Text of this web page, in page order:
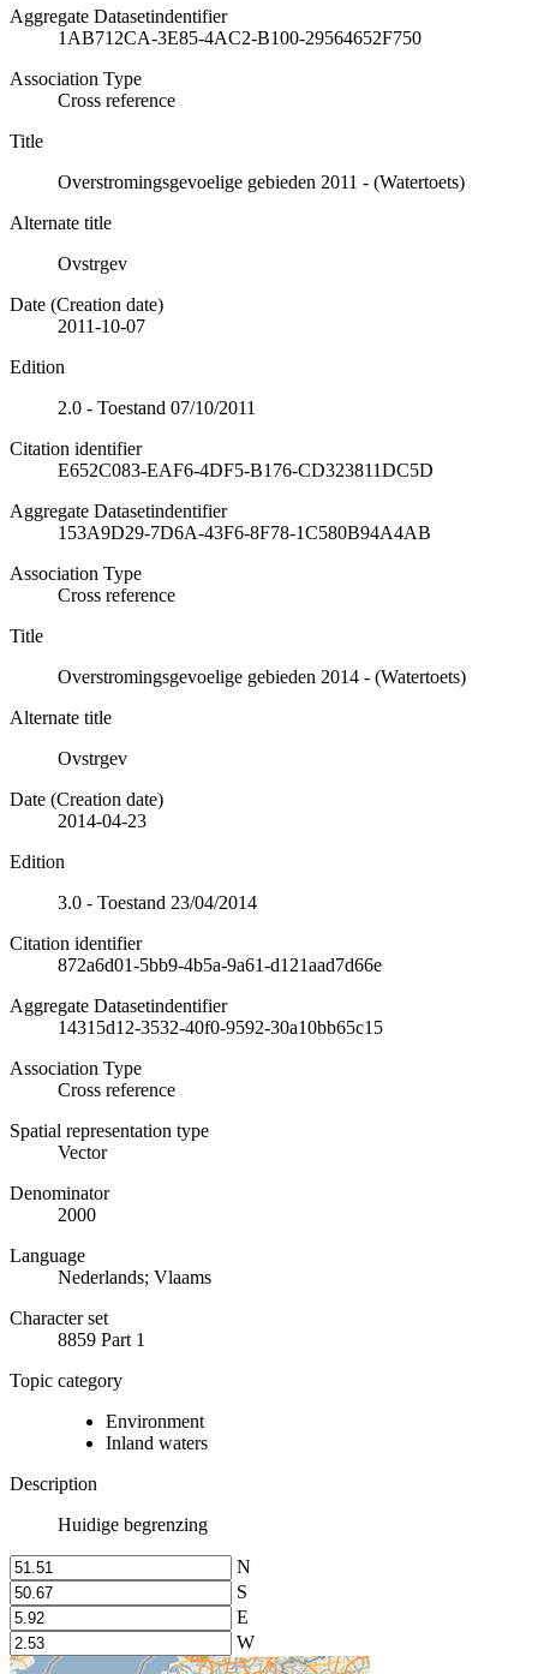
Aggregate Datasetindentifier
1AB712CA-3E85-4AC2-B100-29564652F750
Association Type
Cross reference
Title
Overstromingsgevoelige gebieden 2011 - (Watertoets)
Alternate title
Ovstrgev
Date (Creation date)
2011-10-07
Edition
2.0 - Toestand 07/10/2011
Citation identifier
E652C083-EAF6-4DF5-B176-CD323811DC5D
Aggregate Datasetindentifier
153A9D29-7D6A-43F6-8F78-1C580B94A4AB
Association Type
Cross reference
Title
Overstromingsgevoelige gebieden 2014 - (Watertoets)
Alternate title
Ovstrgev
Date (Creation date)
2014-04-23
Edition
3.0 - Toestand 23/04/2014
Citation identifier
872a6d01-5bb9-4b5a-9a61-d121aad7d66e
Aggregate Datasetindentifier
14315d12-3532-40f0-9592-30a10bb65c15
Association Type
Cross reference
Spatial representation type
Vector
Denominator
2000
Language
Nederlands; Vlaams
Character set
8859 Part 1
Topic category
Environment
Inland waters
Description
Huidige begrenzing
N
S
E
W